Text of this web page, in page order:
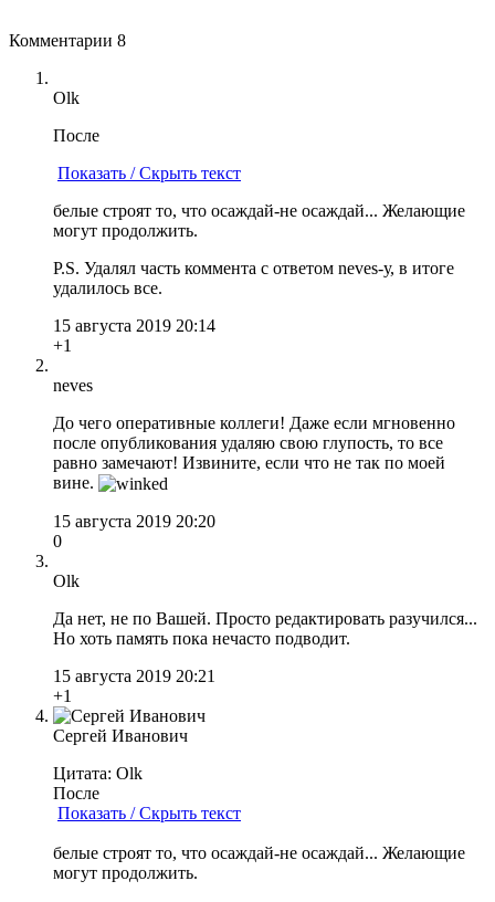
Комментарии 8
Olk
После
Показать / Скрыть текст
белые строят то, что осаждай-не осаждай... Желающие
могут продолжить.
P.S. Удалял часть коммента с ответом neves-у, в итоге
удалилось все.
15 августа 2019 20:14
+1
neves
До чего оперативные коллеги! Даже если мгновенно
после опубликования удаляю свою глупость, то все
равно замечают! Извините, если что не так по моей
вине.
15 августа 2019 20:20
0
Olk
Да нет, не по Вашей. Просто редактировать разучился...
Но хоть память пока нечасто подводит.
15 августа 2019 20:21
+1
Сергей Иванович
Цитата: Olk
После
Показать / Скрыть текст
белые строят то, что осаждай-не осаждай... Желающие
могут продолжить.